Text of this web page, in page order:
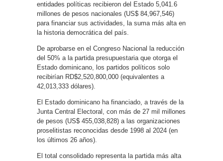
entidades políticas recibieron del Estado 5,041.6
millones de pesos nacionales (US$ 84,967,546)
para financiar sus actividades, la suma más alta en
la historia democrática del país.
De aprobarse en el Congreso Nacional la reducción
del 50% a la partida presupuestaria que otorga el
Estado dominicano, los partidos políticos solo
recibirían RD$2,520,800,000 (equivalentes a
42,013,333 dólares).
El Estado dominicano ha financiado, a través de la
Junta Central Electoral, con más de 27 mil millones
de pesos (US$ 455,038,828) a las organizaciones
proselitistas reconocidas desde 1998 al 2024 (en
los últimos 26 años).
El total consolidado representa la partida más alta